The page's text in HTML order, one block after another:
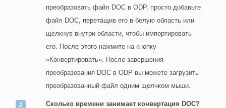
преобразовать файл DOC в ODP, просто добавьте
файл DOC, перетащив его в белую область или
щелкнув внутри области, чтобы импортировать
его. После этого нажмите на кнопку
«Конвертировать». После завершения
преобразования DOC в ODP вы можете загрузить
преобразованный файл одним щелчком мыши.
Сколько времени занимает конвертация DOC?